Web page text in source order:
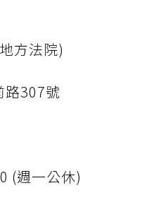
方法院)
路307號
(週一公休)